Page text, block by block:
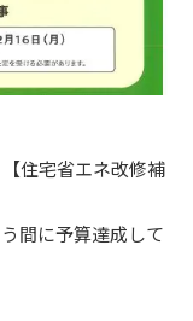
住宅省エネ改修補
間に予算達成して